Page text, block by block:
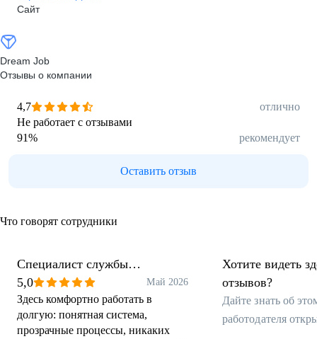
Сайт
Dream Job
Отзывы о компании
4,7
отлично
Не работает с отзывами
91% рекомендует
Оставить отзыв
Что говорят сотрудники
Специалист службы
поддержки пользователей
5,0 Май 2026
Здесь комфортно работать в
долгую: понятная система,
прозрачные процессы, никаких
Хотите видеть
отзывов?
Дайте знать об
работодателя